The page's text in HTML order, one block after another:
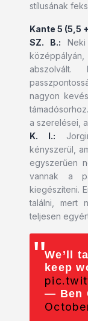
stílusának
Kante 5 (5,5
SZ. B.:
abszolvált.
nagyon
a szerelései,
K. I.:
kényszerül,
egyszerűen
vannak a
kiegészíteni.
találni, mert
teljesen
We’ll
keep
— Ben